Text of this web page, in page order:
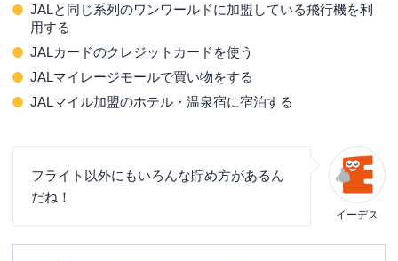
有効期限がある
特典航空券で人気チケットを確保するのは難しい
FLY ON POINTとは違います
め
まずは使ってみたい人に！普通カード
JALと同じ系列のワンワールドに加盟している飛行機を利
用する
JALカードのクレジットカードを使う
JALマイレージモールで買い物をする
JALマイル加盟のホテル・温泉宿に宿泊する
フライト以外にもいろんな貯め方があるん
だね！
イーデス